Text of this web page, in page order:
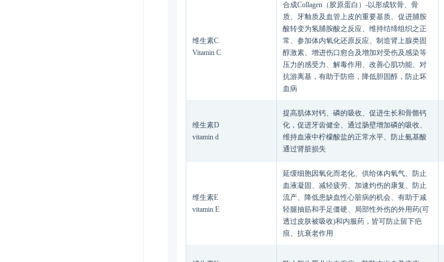
维生素C
Vitamin C
合成Collagen（胶原蛋白）-以形成软骨、骨
质、牙釉质及血管上皮的重要基质、促进脯胺
酸转变为氢脯胺酸之反应、维持结缔组织之正
常、参加体内氧化还原反应、制造肾上腺类固
醇激素、增进伤口愈合及增加对受伤及感染等
压力的感受力、解毒作用、改善心肌功能、对
抗游离基，有助于防癌，降低胆固醇，防止坏
血病
维生素D
vitamin d
提高肌体对钙、磷的吸收、促进生长和骨骼钙
化，促进牙齿健全、通过肠壁增加磷的吸收、
维持血液中柠檬酸盐的正常水平、防止氨基酸
通过肾脏损失
维生素E
vitamin E
延缓细胞因氧化而老化、供给体内氧气、防止
血液凝固、减轻疲劳、加速灼伤的康复、防止
流产、降低患缺血性心脏病的机会、有助于减
轻腿抽筋和手足僵硬、局部性外伤的外用药(可
透过皮肤被吸收)和内服药，皆可防止留下疤
痕、抗衰老作用